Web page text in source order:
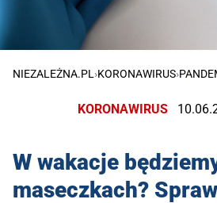
NIEZALEŻNA.PL ›KORONAWIRUS›
KORONAWIRUS
W wakacje
maseczkach?